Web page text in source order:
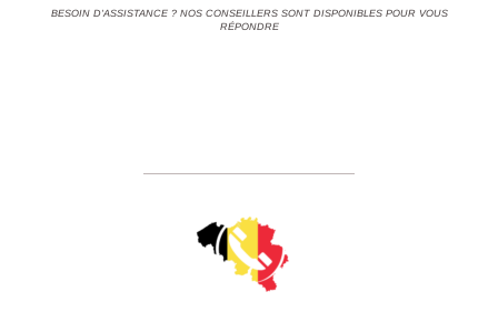
BESOIN D'ASSISTANCE ? NOS CONSEILLERS SONT DISPONIBLES POUR VOUS
RÉPONDRE